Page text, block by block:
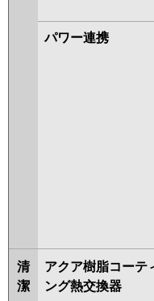
パワー連携
清
潔
アクア樹脂コーテ
ング熱交換器